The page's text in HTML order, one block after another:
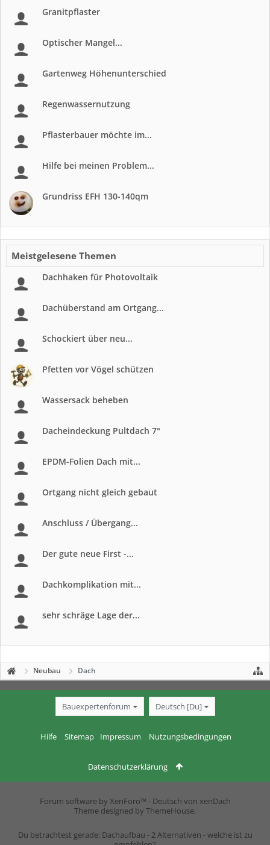
Granitpflaster
Optischer Mangel...
Gartenweg Höhenunterschied
Regenwassernutzung
Pflasterbauer möchte im...
Hilfe bei meinen Problem...
Grundriss EFH 130-140qm
Meistgelesene Themen
Dachhaken für Photovoltaik
Dachüberstand am Ortgang...
Schockiert über neu...
Pfetten vor Vögel schützen
Wassersack beheben
Dacheindeckung Pultdach 7°
EPDM-Folien Dach mit...
Ortgang nicht gleich gebaut
Anschluss / Übergang...
Der gute neue First -...
Dachkomplikation mit...
sehr schräge Lage der...
Neubau Dach
Bauexpertenforum Deutsch [Du]
Hilfe Sitemap Impressum Nutzungsbedingungen
Datenschutzerklärung
Forum software by XenForo™ - Deutsch von xenDach
Theme designed by ThemeHouse.
Du betrachtest gerade: Dachaufbau - 2 Alternativen - welche ist zu